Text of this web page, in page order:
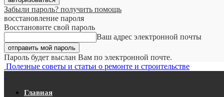
Забыли пароль? получить помощь
восстановление пароля
Восстановите свой пароль
Ваш адрес электронной почты
Пароль будет выслан Вам по электронной почте.
Полезные советы и статьи о ремонте и строительстве
Главная